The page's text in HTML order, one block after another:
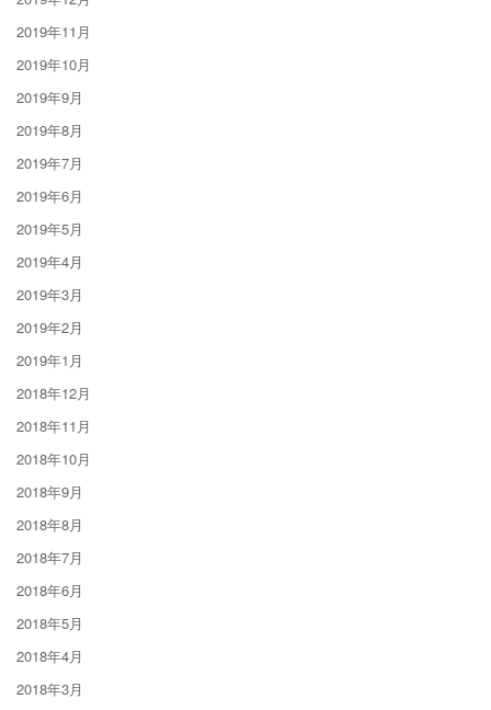
2019年11月
2019年10月
2019年9月
2019年8月
2019年7月
2019年6月
2019年5月
2019年4月
2019年3月
2019年2月
2019年1月
2018年12月
2018年11月
2018年10月
2018年9月
2018年8月
2018年7月
2018年6月
2018年5月
2018年4月
2018年3月